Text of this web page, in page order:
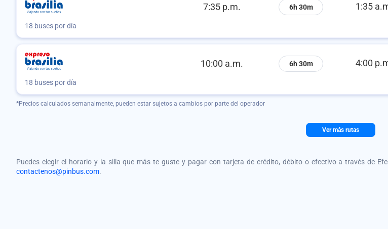
7:35 p.m. 6h 30m 1:35
18 buses por día
10:00 a.m. 6h 30m 4:00
18 buses por día
*Precios calculados semanalmente, pueden estar sujetos a cambios por parte del operador
Ver más rutas
Puedes elegir el horario y la silla que más te guste y pagar con tarjeta de crédito, débito o efectivo a través de
contactenos@pinbus.com.